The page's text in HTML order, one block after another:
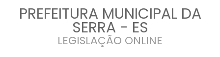
PREFEITURA MUNICIPAL DA
SERRA - ES
LEGISLAÇÃO ONLINE